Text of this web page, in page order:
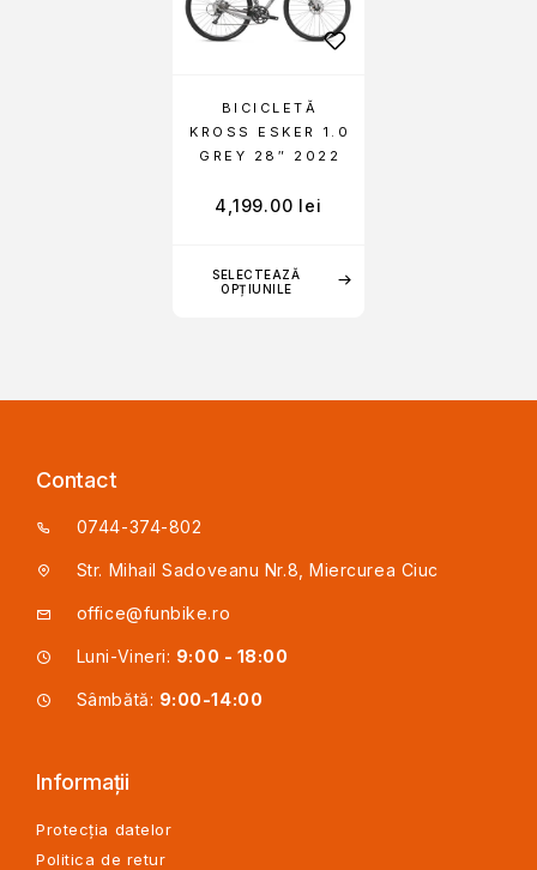
SELECTEAZĂ
OPȚIUNILE
BICICLETĂ
KROSS ESKER 1.0
GREY 28″ 2022
4,199.00 lei
Contact
0744-374-802
Str. Mihail Sadoveanu Nr.8, Miercurea Ciuc
office@funbike.ro
Luni-Vineri: 9:00 - 18:00
Sâmbătă: 9:00-14:00
Informații
Protecția datelor
Politica de retur